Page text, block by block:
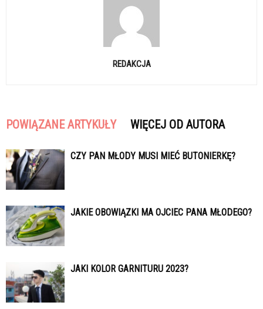
REDAKCJA
POWIĄZANE ARTYKUŁY WIĘCEJ OD AUTORA
CZY PAN MŁODY MUSI MIEĆ BUTONIERKĘ?
JAKIE OBOWIĄZKI MA OJCIEC PANA MŁODEGO?
JAKI KOLOR GARNITURU 2023?